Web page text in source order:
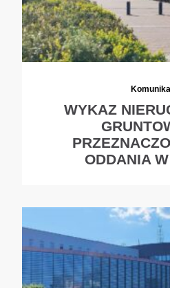
WYKAZ
ODDANIA